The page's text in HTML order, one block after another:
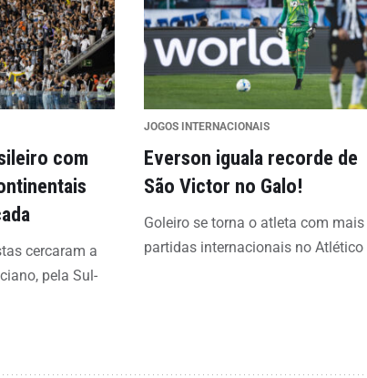
com
cercaram a
pela Sul-
JOGOS INTERNACIONAIS
Everson iguala recorde de
São Victor no Galo!
Goleiro se torna o atleta com mais
partidas internacionais no Atlético